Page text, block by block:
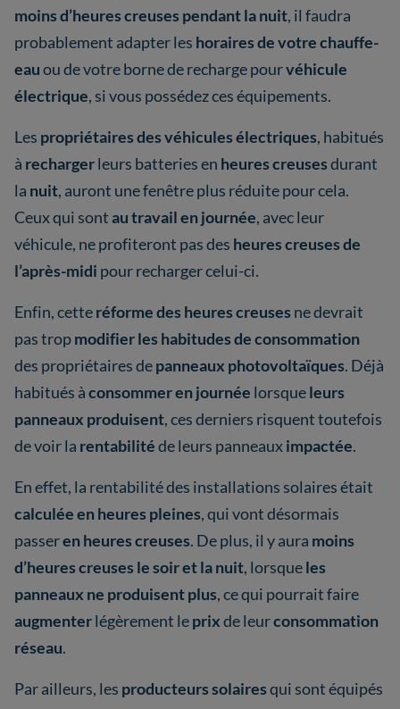
moins d’heures creuses pendant la nuit, il faudra
probablement adapter les horaires de votre chauffe-
eauou de votre borne de recharge pourvéhicule
électrique, si vous possédez ces équipements.
Les propriétaires des véhicules électriques, habitués
à rechargerleurs batteries en heures creusesdurant
la nuit, auront une fenêtre plus réduite pour cela.
Ceux qui sontau travail en journée, avec leur
véhicule, ne profiteront pas des heures creuses de
l’après-midi pour recharger celui-ci.
Enfin, cetteréforme des heures creuses ne devrait
pas tropmodifier les habitudes de consommation
des propriétaires depanneaux photovoltaïques. Déjà
habitués àconsommer en journée lorsqueleurs
panneaux produisent, ces derniers risquent toutefois
de voir la rentabilitéde leurs panneauximpactée.
En effet, la rentabilité des installations solaires était
calculée en heures pleines, qui vont désormais
passeren heures creuses. De plus, il y aura moins
d’heures creuses le soir et la nuit, lorsqueles
panneaux ne produisent plus, ce qui pourrait faire
augmenterlégèrement leprixde leurconsommation
réseau.
Par ailleurs, les producteurs solairesqui sont équipés